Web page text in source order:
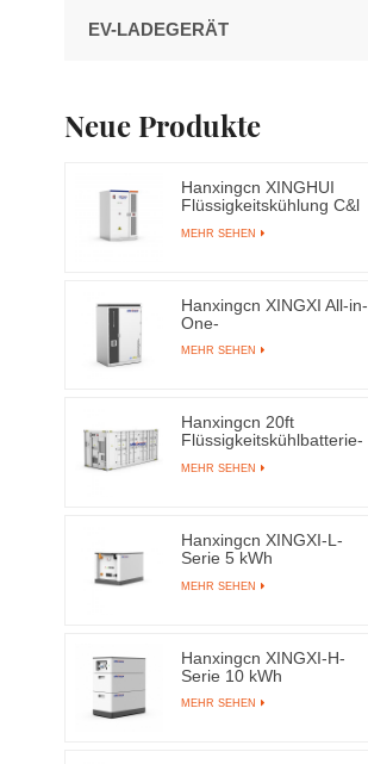
EV-LADEGERÄT
Neue Produkte
Hanxingcn XINGHUI
Flüssigkeitskühlung C&l
MEHR SEHEN
Hanxingcn XINGXI All-in-
One-
MEHR SEHEN
Hanxingcn 20ft
Flüssigkeitskühlbatterie-
Container
MEHR SEHEN
Hanxingcn XINGXI-L-
Serie 5 kWh
Batterie
MEHR SEHEN
Hanxingcn XINGXI-H-
Serie 10 kWh
Batterie
MEHR SEHEN